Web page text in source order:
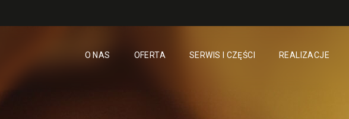
O NAS OFERTA SERWIS I CZĘŚCI REALIZACJE